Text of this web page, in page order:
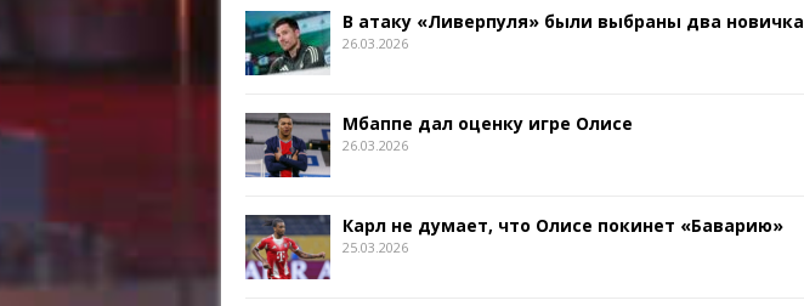
В атаку «Ливерпуля» были выбраны два новичка
26.03.2026
Мбаппе дал оценку игре Олисе
26.03.2026
Карл не думает, что Олисе покинет «Баварию»
25.03.2026